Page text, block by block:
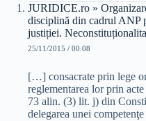
JURIDICE.ro »
disciplină din cadrul ANP
justiției.
25/11/2015 / 00:08
[…] consacrate prin lege
reglementarea lor prin
73 alin. (3) lit. j) din
delegarea unei